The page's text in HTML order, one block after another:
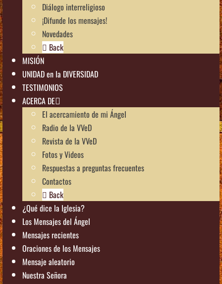
Diálogo interreligioso
¡Difunde los mensajes!
Novedades
Back
MISIÓN
UNIDAD en la DIVERSIDAD
TESTIMONIOS
ACERCA DE
El acercamiento de mi Ángel
Radio de la VVeD
Revista de la VVeD
Fotos y Videos
Respuestas a preguntas frecuentes
Contactos
Back
¿Qué dice la Iglesia?
Los Mensajes del Ángel
Mensajes recientes
Oraciones de los Mensajes
Mensaje aleatorio
Nuestra Señora